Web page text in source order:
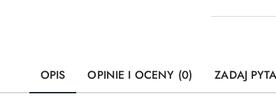
OPIS OPINIE I OCENY (0) ZADAJ